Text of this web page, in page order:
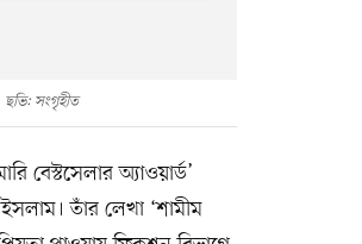
ছভি: সংগৃহীত
বেস্টসেলার অ্যাওয়ার্ড’
তাঁর লেখা ‘শামীম